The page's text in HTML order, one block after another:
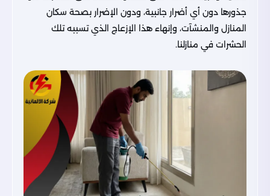
جذورها دون أي أضرار جانبية، ودون الإضرار بصحة سكان
المنازل والمنشآت، وإنهاء هذا الإزعاج الذي تسببه تلك
الحشرات في منازلنا.